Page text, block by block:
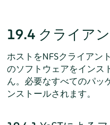
19.4 クライア
ホストをNFSクライアン
のソフトウェアをインス
ん。必要なすべてのパッ
ンストールされます。